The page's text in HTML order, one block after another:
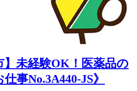
】未経験OK！医薬品の
事No.3A440-JS》